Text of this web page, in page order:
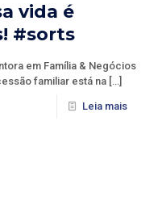
vida é
#sorts
em Família & Negócios
familiar está na […]
Leia mais